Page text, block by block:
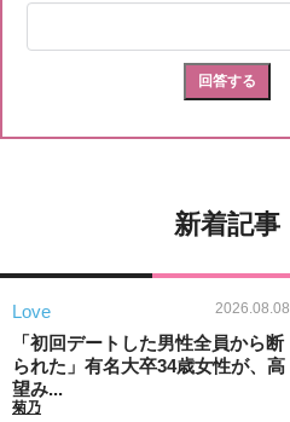
新着記事
Love 2026.08.08
「初回デートした男性全員から断
られた」有名大卒34歳女性が、高
望み...
菊乃